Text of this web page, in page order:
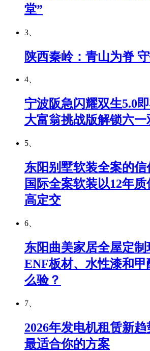
堂”
3、
陕西秦岭：青山为脊
4、
宁波阪急闪耀双生5.0
大富翁挑战版解锁六一
5、
东阳别墅软装全案的
国际全案软装以12年
高定交
6、
东阳曲美家居全屋定制
ENF板材、水性漆和
么验？
7、
2026年发电机租赁新
最适合你的方案